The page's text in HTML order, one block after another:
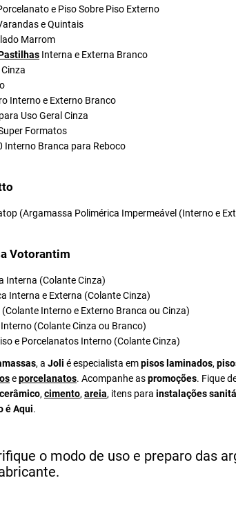
e Piso Sobre Piso Externo
e Quintais
Marrom
Interna e Externa Branco
Interno e Externo Branco
Uso Geral Cinza
Formatos
Interno Branca para Reboco
(Argamassa Polimérica Impermeável (Interno e
Votorantim
Interna (Colante Cinza)
Interna e Externa (Colante Cinza)
(Colante Interno e Externo Branca ou Cinza)
(Colante Cinza ou Branco)
e Porcelanatos Interno (Colante Cinza)
, a Joli é especialista empisos laminados,
eporcelanatos. Acompanhe aspromoções. Fique
, cimento, areia, itens para instalações
é Aqui.
o modo de uso e preparo das